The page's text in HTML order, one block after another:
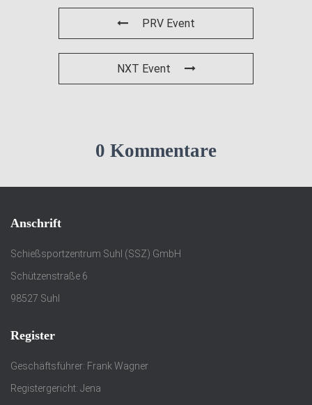
PRV Event
NXT Event
0 Kommentare
Anschrift
Schießsportzentrum Suhl (SSZ) GmbH
Schützenstraße 6
98527 Suhl
Register
Geschäftsführer: Frank Wagner
Registergericht: Jena